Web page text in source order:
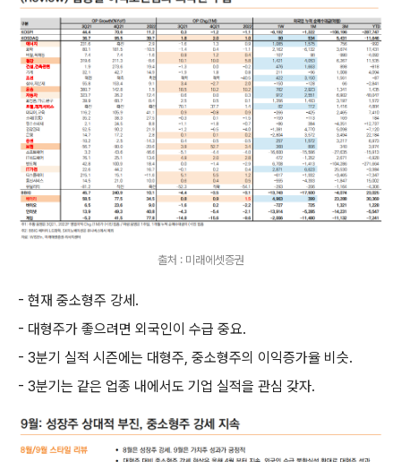
출처 : 미래에셋증권
- 현재 중소형주 강세.
- 대형주가 좋으려면 외국인이 수급 중요.
- 3분기 실적 시즌에는 대형주, 중소형주의 이익증가율 비슷.
- 3분기는 같은 업종 내에서도 기업 실적을 관심 갖자.